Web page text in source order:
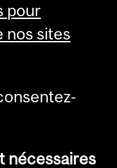
of
Studies)
pour
nos sites
nécessaires